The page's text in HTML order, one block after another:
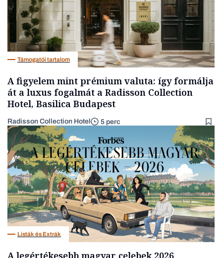
Támogatói tartalom
A figyelem mint prémium valuta: így formálja
át a luxus fogalmát a Radisson Collection
Hotel, Basilica Budapest
Radisson Collection Hotel 5 perc
Listák és Extrák